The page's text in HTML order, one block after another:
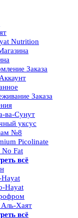
Nutrition
Заказа
Заказа
ва-Сунут
уксус
№8
Picolinate
No Fat
всё
Hayat
Hayat
Хаят
всё